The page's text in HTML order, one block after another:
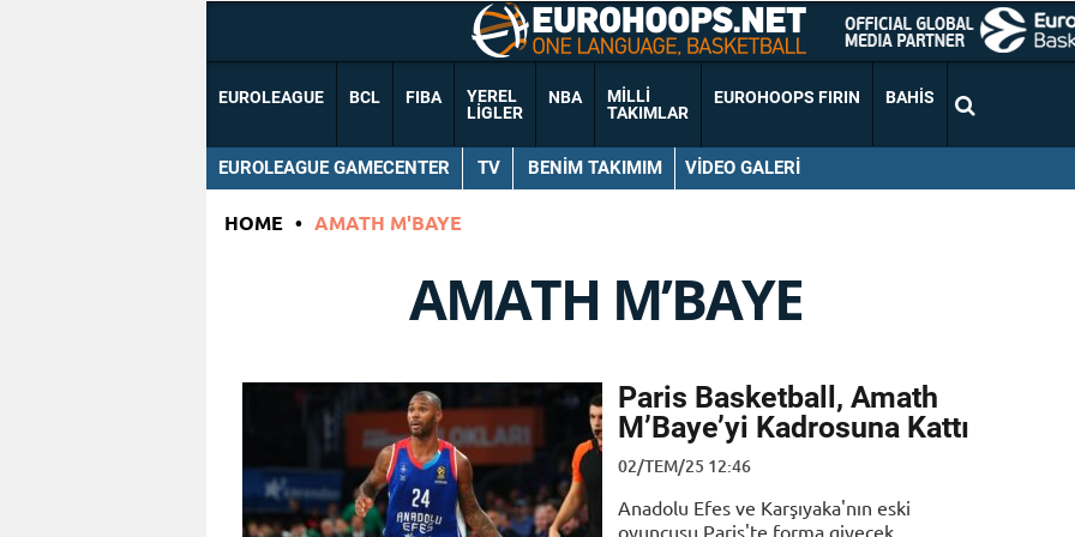
EUROLEAGUE BCL FIBA
YEREL
LIGLER
NBA
MILLI
TAKIMLAR
EUROHOOPS FIRIN BAHIS
EUROLEAGUE GAMECENTER TV BENIM TAKIMIM VIDEO GALERI
HOME • AMATH M'BAYE
AMATH M’BAYE
Paris Basketball, Amath
M’Baye’yi Kadrosuna Kattı
02/TEM/25 12:46
Anadolu Efes ve Karşıyaka'nın eski
oyuncusu Paris'te forma giyecek.